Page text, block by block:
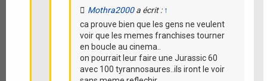
Mothra2000a écrit : ↑
ca prouve bien que les gens ne veulent
voir que les memes franchises tourner
en boucle au cinema..
on pourrait leur faire une Jurassic 60
avec 100 tyrannosaures..ils iront le voir